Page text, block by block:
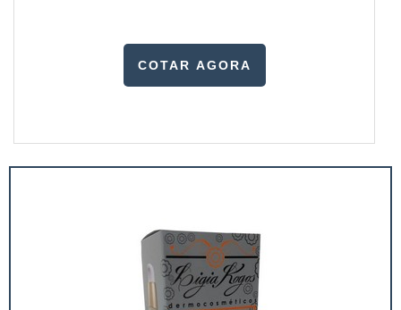
COTAR AGORA